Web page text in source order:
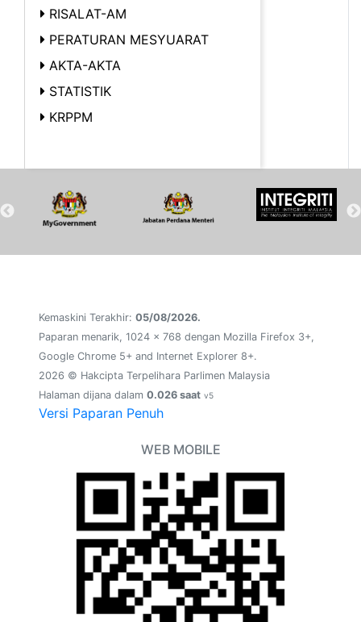
RISALAT-AM
PERATURAN MESYUARAT
AKTA-AKTA
STATISTIK
KRPPM
Kemaskini Terakhir: 05/08/2026.
Paparan menarik, 1024 x 768 dengan Mozilla Firefox 3+,
Google Chrome 5+ and Internet Explorer 8+.
2026 © Hakcipta Terpelihara Parlimen Malaysia
Halaman dijana dalam 0.026 saat v5
Versi Paparan Penuh
WEB MOBILE